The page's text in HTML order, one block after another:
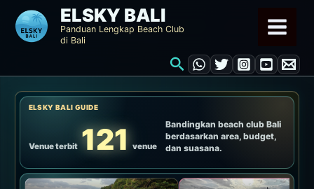
Lewati
konten
ELSKY BALI
Panduan Lengkap Beach Club
di Bali
Cari
ELSKY BALI GUIDE
Venue terbit 121 venue
Bandingkan beach club Bali
berdasarkan area, budget,
dan suasana.